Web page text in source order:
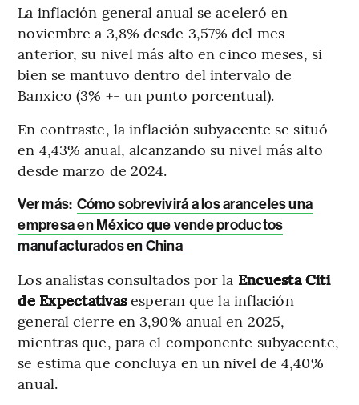
La inflación general anual se aceleró en
noviembre a 3,8% desde 3,57% del mes
anterior, su nivel más alto en cinco meses, si
bien se mantuvo dentro del intervalo de
Banxico (3% +- un punto porcentual).
En contraste, la inflación subyacente se situó
en 4,43% anual, alcanzando su nivel más alto
desde marzo de 2024.
Ver más: Cómo sobrevivirá a los aranceles una
empresa en México que vende productos
manufacturados en China
Los analistas consultados por la Encuesta Citi
de Expectativasesperan que la inflación
general cierre en 3,90% anual en 2025,
mientras que, para el componente subyacente,
se estima que concluya en un nivel de 4,40%
anual.